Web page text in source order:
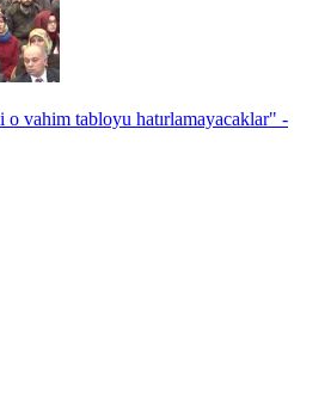
vahim tabloyu hatırlamayacaklar" -